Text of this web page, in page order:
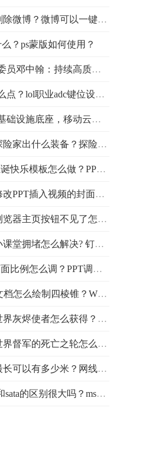
？微博可以一键取关所有对象吗？
？ps蒙版如何使用？
：持续高质量创新打造自立自强生态系
？lol职业adc键位设置？
座，移动云为物联网规模化应用提速！
什么装备？探险家是什么位置？
模板怎么做？PPT手绘制作圣诞快乐模板教程
入视频的封面？修改PPT插入视频封面的方法
页按钮不见了怎么办？谷歌浏览器主页按钮不
怎么解决? 钉钉拥堵发起不了小课堂解决方法
例怎么调？PPT调整画面比例的方法
绘制四棱锥？WPS文档绘制四棱锥操作教学分享
使者怎么获得？堕落的遗影装备怎么获得？
的死亡之轮怎么获得？怒潮长弓怎么获得？
以有多少米？网线屏蔽和非屏蔽的区别？
区别很大吗？msata和sata各自有哪些特点？